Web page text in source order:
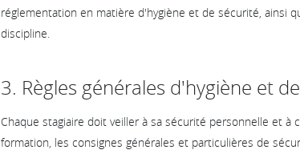
réglementation en matière d'hygiène et de sécurité, ainsi
discipline.
3. Règles générales d'hygiène et
Chaque stagiaire doit veiller à sa sécurité personnelle et
formation, les consignes générales et particulières de